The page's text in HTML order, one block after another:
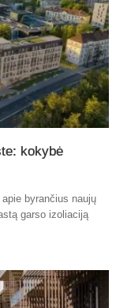
kokybė
byrančius naujų
garso izoliaciją